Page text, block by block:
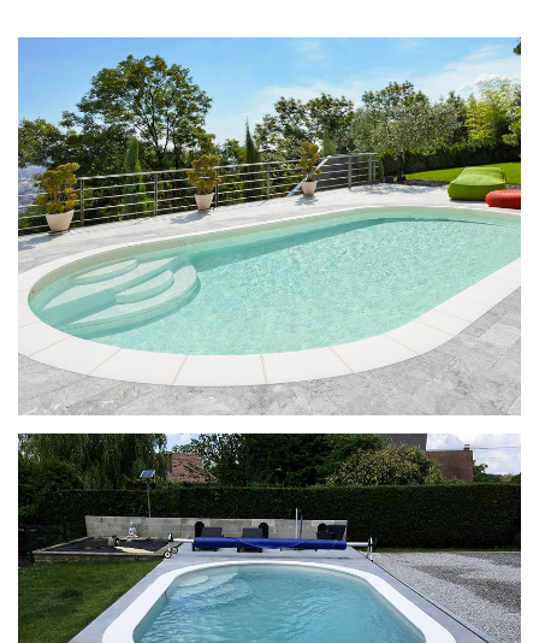
Ilona met Enjoy-trap